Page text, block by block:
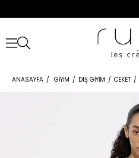
ANASAYFA GIYIM DIŞ GIYIM CEKET